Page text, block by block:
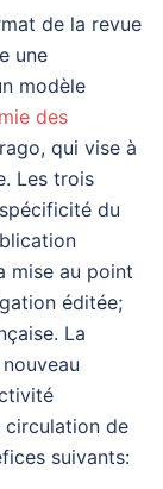
de la revue
une
modèle
des
qui vise à
Les trois
du
mise au point
éditée;
La
circulation de
suivants: